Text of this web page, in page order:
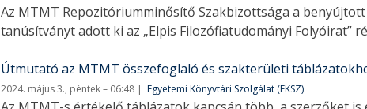
Az MTMT Repozitóriumminősítő Szakbizottsága a
tanúsítványt adott ki az „Elpis Filozófiatudományi Folyóirat”
Útmutató az MTMT összefoglaló és szakterületi
2024. május 3., péntek – 06:48 Egyetemi Könyvtári Szolgálat (EKSZ)